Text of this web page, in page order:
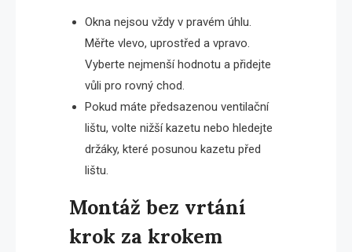
Okna nejsou vždy v pravém úhlu.
Měřte vlevo, uprostřed a vpravo.
Vyberte nejmenší hodnotu a přidejte
vůli pro rovný chod.
Pokud máte předsazenou ventilační
lištu, volte nižší kazetu nebo hledejte
držáky, které posunou kazetu před
lištu.
Montáž bez vrtání
krok za krokem